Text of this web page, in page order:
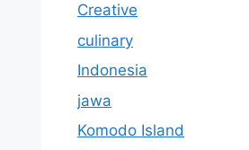
Creative
culinary
Indonesia
jawa
Komodo Island